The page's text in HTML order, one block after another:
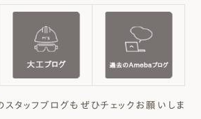
タッフブログもぜひチェックお願いしま